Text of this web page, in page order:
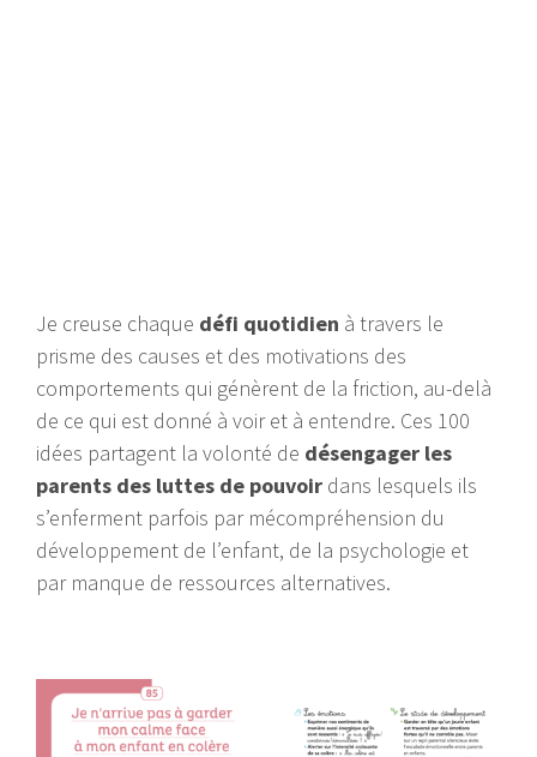
Je creuse chaque défi quotidien à travers le
prisme des causes et des motivations des
comportements qui génèrent de la friction, au-delà
de ce qui est donné à voir et à entendre. Ces 100
idées partagent la volonté de désengager les
parents des luttes de pouvoir dans lesquels ils
s’enferment parfois par mécompréhension du
développement de l’enfant, de la psychologie et
par manque de ressources alternatives.